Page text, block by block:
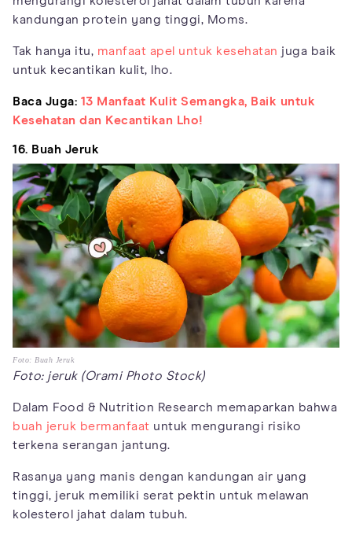
kandungan protein yang tinggi, Moms.
Tak hanya itu, manfaat apel untuk kesehatan juga baik
untuk kecantikan kulit, lho.
Baca Juga: 13 Manfaat Kulit Semangka, Baik untuk
Kesehatan dan Kecantikan Lho!
16. Buah Jeruk
Foto: Buah Jeruk
Foto: jeruk (Orami Photo Stock)
Dalam Food & Nutrition Research memaparkan bahwa
buah jeruk bermanfaat untuk mengurangi risiko
terkena serangan jantung.
Rasanya yang manis dengan kandungan air yang
tinggi, jeruk memiliki serat pektin untuk melawan
kolesterol jahat dalam tubuh.